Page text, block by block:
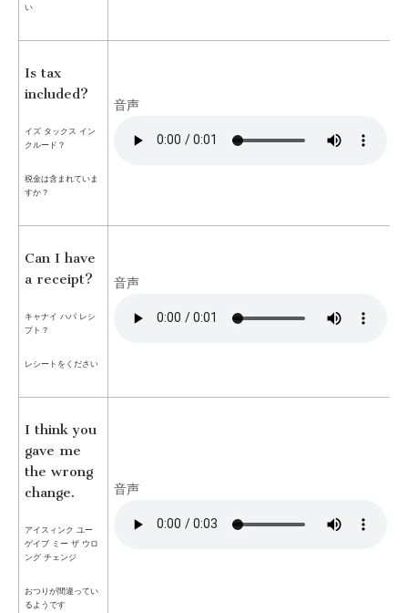
い
Is tax
included?
イズ タックス イン
クルード？
税金は含まれていま
すか？
音声
Can I have
a receipt?
キャナイ ハバ レシ
プト？
レシートをください
音声
I think you
gave me
the wrong
change.
アイスィンク ユー
ゲイブ ミー ザ ウロ
ング チェンジ
おつりが間違ってい
るようです
音声